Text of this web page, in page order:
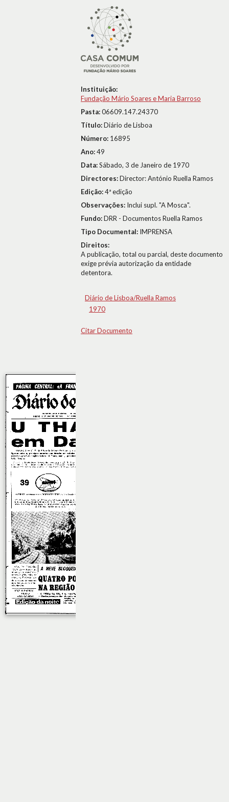
Instituição:
Fundação Mário Soares e Maria Barroso
Pasta:06609.147.24370
Título:Diário de Lisboa
Número: 16895
Ano:49
Data:Sábado, 3 de Janeiro de 1970
Directores:Director: António Ruella Ramos
Edição:4ª edição
Observações: Inclui supl. "A Mosca".
Fundo:DRR - Documentos Ruella Ramos
Tipo Documental: IMPRENSA
Direitos:
A publicação, total ou parcial, deste documento
exige prévia autorização da entidade
detentora.
Diário de Lisboa/Ruella Ramos
1970
Citar Documento